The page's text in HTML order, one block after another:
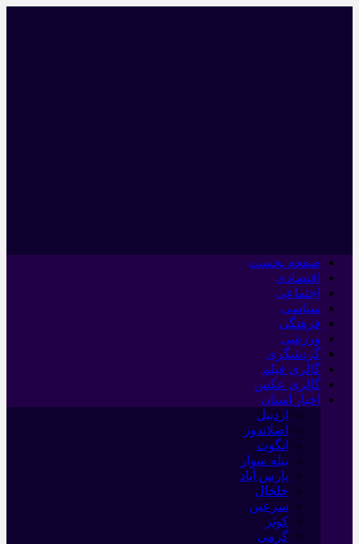
صفحه نخست
اقتصادی
اجتماعی
سیاسی
فرهنگی
ورزشی
گردشگری
گالری فیلم
گالری عکس
اخبار استان
اردبیل
اصلاندوز
انگوت
بیله سوار
پارس آباد
خلخال
سرعین
کوثر
گرمی